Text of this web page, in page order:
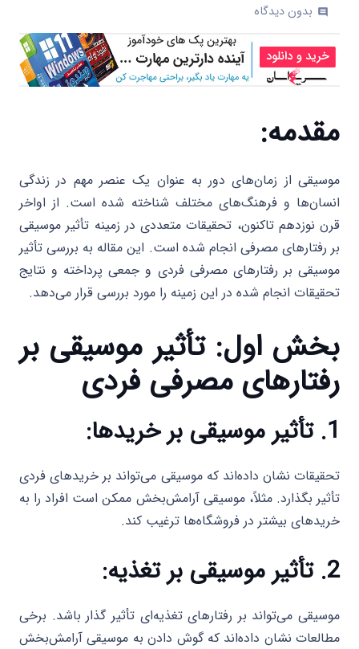
comments بدون دیدگاه
مقدمه:
موسیقی از زمان‌های دور به عنوان یک عنصر مهم در زندگی
انسان‌ها و فرهنگ‌های مختلف شناخته شده است. از اواخر
قرن نوزدهم تاکنون، تحقیقات متعددی در زمینه تأثیر موسیقی
بر رفتارهای مصرفی انجام شده است. این مقاله به بررسی تأثیر
موسیقی بر رفتارهای مصرفی فردی و جمعی پرداخته و نتایج
تحقیقات انجام شده در این زمینه را مورد بررسی قرار می‌دهد.
بخش اول: تأثیر موسیقی بر
رفتارهای مصرفی فردی
1. تأثیر موسیقی بر خریدها:
تحقیقات نشان داده‌اند که موسیقی می‌تواند بر خریدهای فردی
تأثیر بگذارد. مثلاً، موسیقی آرامش‌بخش ممکن است افراد را به
خریدهای بیشتر در فروشگاه‌ها ترغیب کند.
2. تأثیر موسیقی بر تغذیه:
موسیقی می‌تواند بر رفتارهای تغذیه‌ای تأثیر گذار باشد. برخی
مطالعات نشان داده‌اند که گوش دادن به موسیقی آرامش‌بخش